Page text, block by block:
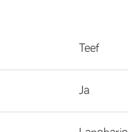
Teef
Ja